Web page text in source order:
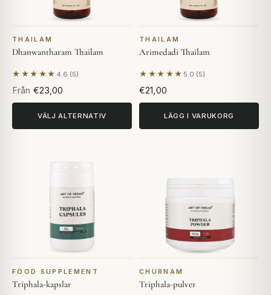
THAILAM
Dhanwantharam Thailam
★★★★★ 4.6 (5)
Baserat på 5 recensioner
Från €23,00
VÄLJ ALTERNATIV
THAILAM
Arimedadi Thailam
★★★★★ 5.0 (5)
Baserat på 5 recensioner
€21,00
LÄGG I VARUKORG
FOOD SUPPLEMENT
Triphala-kapslar
CHURNAM
Triphala-pulver